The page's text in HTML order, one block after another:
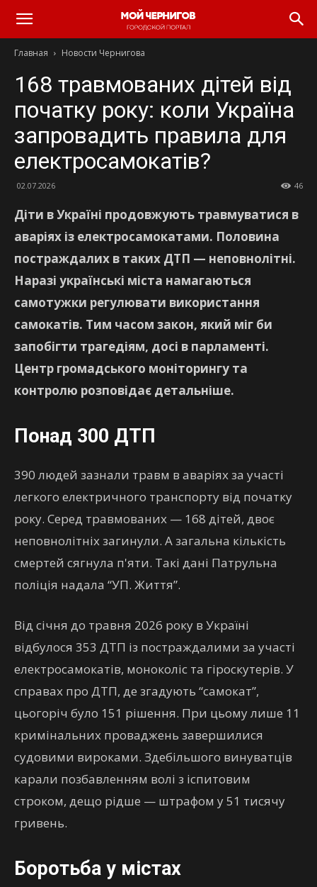
Главная Новости Чернигова
168 травмованих дітей від
початку року: коли Україна
запровадить правила для
електросамокатів?
02.07.2026 46
Діти в Україні продовжують травмуватися в
аваріях із електросамокатами. Половина
постраждалих в таких ДТП — неповнолітні.
Наразі українські міста намагаються
самотужки регулювати використання
самокатів. Тим часом закон, який міг би
запобігти трагедіям, досі в парламенті.
Центр громадського моніторингу та
контролю розповідає детальніше.
Понад 300 ДТП
390 людей зазнали травм в аваріях за участі
легкого електричного транспорту від початку
року. Серед травмованих — 168 дітей, двоє
неповнолітніх загинули. А загальна кількість
смертей сягнула п'яти. Такі дані Патрульна
поліція надала “УП. Життя”.
Від січня до травня 2026 року в Україні
відбулося 353 ДТП із постраждалими за участі
електросамокатів, моноколіс та гіроскутерів. У
справах про ДТП, де згадують “самокат”,
цьогоріч було 151 рішення. При цьому лише 11
кримінальних проваджень завершилися
судовими вироками. Здебільшого винуватців
карали позбавленням волі з іспитовим
строком, дещо рідше — штрафом у 51 тисячу
гривень.
Боротьба у містах